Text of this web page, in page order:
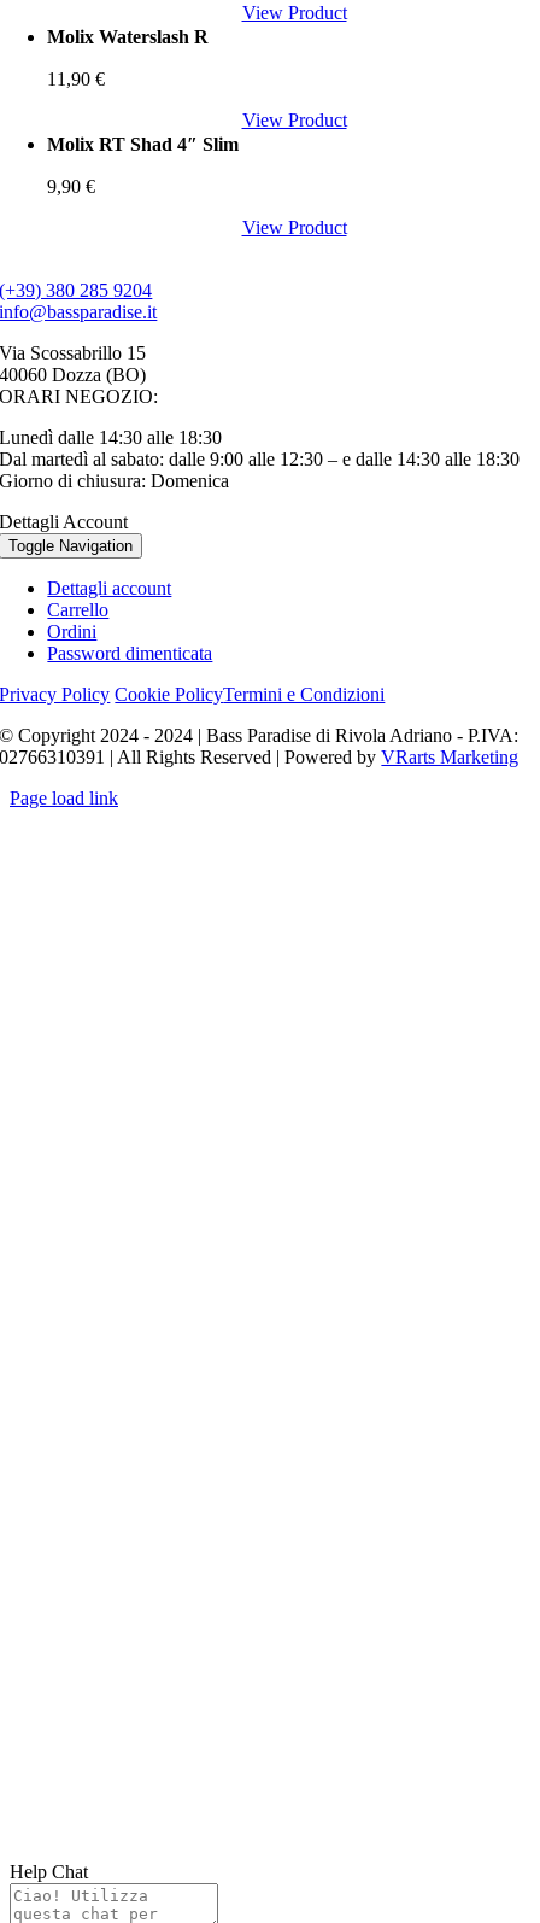
View Product
Molix Waterslash R
11,90€
View Product
Molix RT Shad 4″ Slim
9,90€
View Product
(+39) 380 285 9204
info@bassparadise.it
Via Scossabrillo 15
40060 Dozza (BO)
ORARI NEGOZIO:
Lunedì dalle 14:30 alle 18:30
Dal martedì al sabato: dalle 9:00 alle 12:30 – e dalle 14:30 alle 18:30
Giorno di chiusura: Domenica
Dettagli Account
Toggle Navigation
Dettagli account
Carrello
Ordini
Password dimenticata
Privacy Policy Cookie PolicyTermini e Condizioni
© Copyright 2024 - 2024 | Bass Paradise di Rivola Adriano - P.IVA:
02766310391 | All Rights Reserved | Powered byVRarts Marketing
Page load link
Help Chat